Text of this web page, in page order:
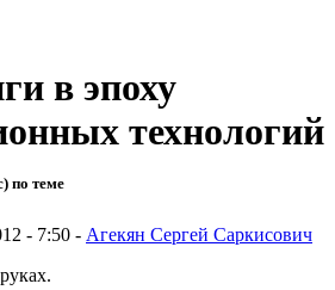
в эпоху
технологий
по теме
- 7:50 - Агекян Сергей Саркисович